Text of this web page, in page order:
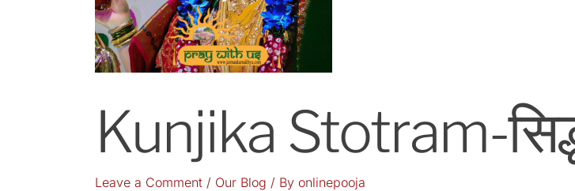
Kunjika Stotram-
Leave a Comment / Our Blog / By onlinepooja